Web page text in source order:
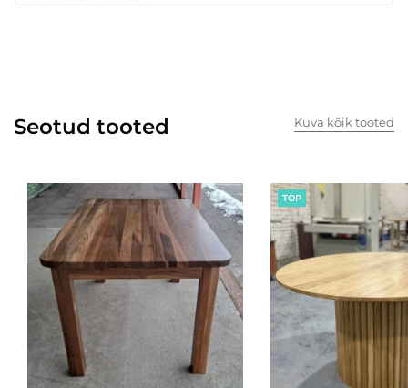
Seotud tooted Kuva kõik tooted
TOP